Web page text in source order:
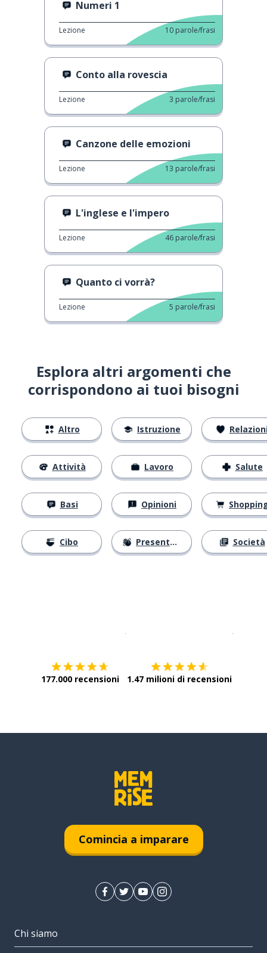
Numeri 1
Lezione 10 parole/frasi
Conto alla rovescia
Lezione 3 parole/frasi
Canzone delle emozioni
Lezione 13 parole/frasi
L'inglese e l'impero
Lezione 46 parole/frasi
Quanto ci vorrà?
Lezione 5 parole/frasi
Esplora altri argomenti che
corrispondono ai tuoi bisogni
Altro
Attività
Basi
Cibo
Istruzione
Lavoro
Opinioni
Presentarsi
Salute
Società
177.000 recensioni 1.47 milioni di recensioni
Comincia a imparare
Chi siamo